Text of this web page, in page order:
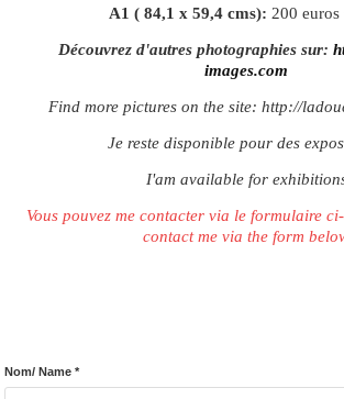
A1 ( 84,1 x 59,4 cms): 200 euros
Découvrez d'autres photographies sur:
images.com
Find more pictures on the site: http://
Je reste disponible pour des
I'am available for
Vous pouvez me contacter via le formulaire
contact me via the form
Nom/ Name *